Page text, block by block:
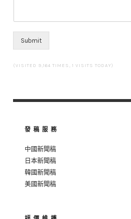
Submit
(VISITED 9,164 TIMES, 1 VISITS TODAY)
發稿服務
中國新聞稿
日本新聞稿
韓國新聞稿
美國新聞稿